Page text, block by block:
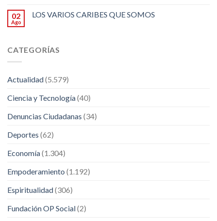
02
Ago
LOS VARIOS CARIBES QUE SOMOS
CATEGORÍAS
Actualidad(5.579)
Ciencia y Tecnología(40)
Denuncias Ciudadanas (34)
Deportes (62)
Economía(1.304)
Empoderamiento (1.192)
Espiritualidad(306)
Fundación OP Social(2)